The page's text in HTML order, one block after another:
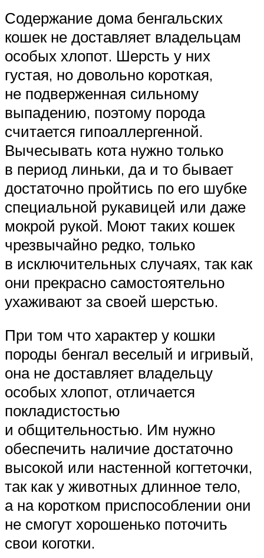
Содержание дома бенгальских
кошек не доставляет владельцам
особых хлопот. Шерсть у них
густая, но довольно короткая,
не подверженная сильному
выпадению, поэтому порода
считается гипоаллергенной.
Вычесывать кота нужно только
в период линьки, да и то бывает
достаточно пройтись по его шубке
специальной рукавицей или даже
мокрой рукой. Моют таких кошек
чрезвычайно редко, только
в исключительных случаях, так как
они прекрасно самостоятельно
ухаживают за своей шерстью.
При том что характер у кошки
породы бенгал веселый и игривый,
она не доставляет владельцу
особых хлопот, отличается
покладистостью
и общительностью. Им нужно
обеспечить наличие достаточно
высокой или настенной когтеточки,
так как у животных длинное тело,
а на коротком приспособлении они
не смогут хорошенько поточить
свои коготки.